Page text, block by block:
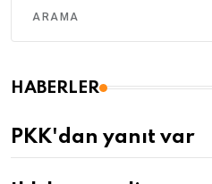
HABERLER
PKK'dan yanıt var